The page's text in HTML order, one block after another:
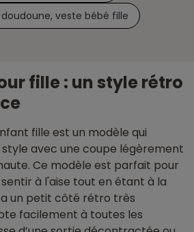
veste bébé fille
fille : un style rétro
fille est un modèle qui
avec une coupe légèrement
Ce modèle est parfait pour
à l'aise tout en étant à la
a un petit côté rétro très
facilement à toutes les